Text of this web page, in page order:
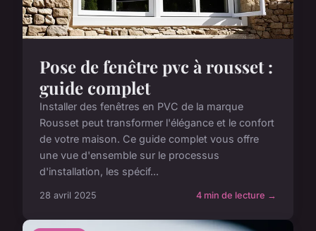
Pose de fenêtre pvc à rousset :
guide complet
Installer des fenêtres en PVC de la marque
Rousset peut transformer l'élégance et le confort
de votre maison. Ce guide complet vous offre
une vue d'ensemble sur le processus
d'installation, les spécif...
28 avril 2025 4 min de lecture →